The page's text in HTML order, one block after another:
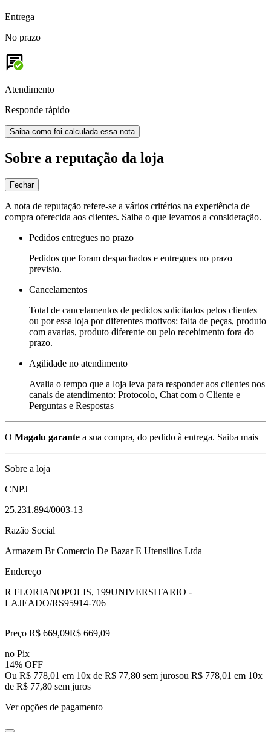
Entrega
No prazo
Atendimento
Responde rápido
Saiba como foi calculada essa nota
Sobre a reputação da loja
Fechar
A nota de reputação refere-se a vários critérios na experiência de
compra oferecida aos clientes. Saiba o que levamos a consideração.
Pedidos entregues no prazo
Pedidos que foram despachados e entregues no prazo
previsto.
Cancelamentos
Total de cancelamentos de pedidos solicitados pelos clientes
ou por essa loja por diferentes motivos: falta de peças, produto
com avarias, produto diferente ou pelo recebimento fora do
prazo.
Agilidade no atendimento
Avalia o tempo que a loja leva para responder aos clientes nos
canais de atendimento: Protocolo, Chat com o Cliente e
Perguntas e Respostas
O Magalu garante a sua compra, do pedido à entrega. Saiba mais
Sobre a loja
CNPJ
25.231.894/0003-13
Razão Social
Armazem Br Comercio De Bazar E Utensilios Ltda
Endereço
R FLORIANOPOLIS, 199UNIVERSITARIO -
LAJEADO/RS95914-706
Preço R$ 669,09R$ 669,09
no Pix
14% OFF
Ou R$ 778,01 em 10x de R$ 77,80 sem jurosou R$ 778,01 em 10x
de R$ 77,80 sem juros
Ver opções de pagamento